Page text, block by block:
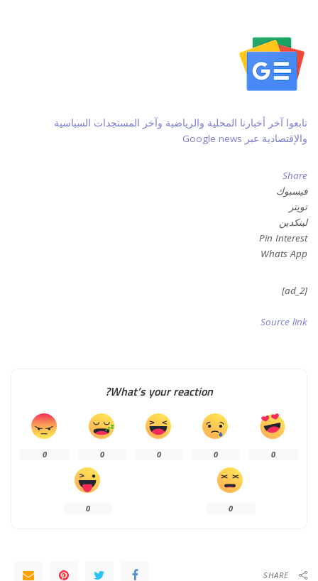
تابعوا آخر أخبارنا المحلية والرياضية وآخر المستجدات السياسية
والإقتصادية عبر Google news
Share
فيسبوك
تويتر
لينكدين
Pin Interest
Whats App
[ad_2]
Source link
What’s your reaction?
0
0
0
0
0
0
0
SHARE